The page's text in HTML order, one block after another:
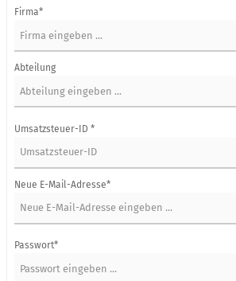
Firma*
Abteilung
Umsatzsteuer-ID *
Neue E-Mail-Adresse*
Passwort*